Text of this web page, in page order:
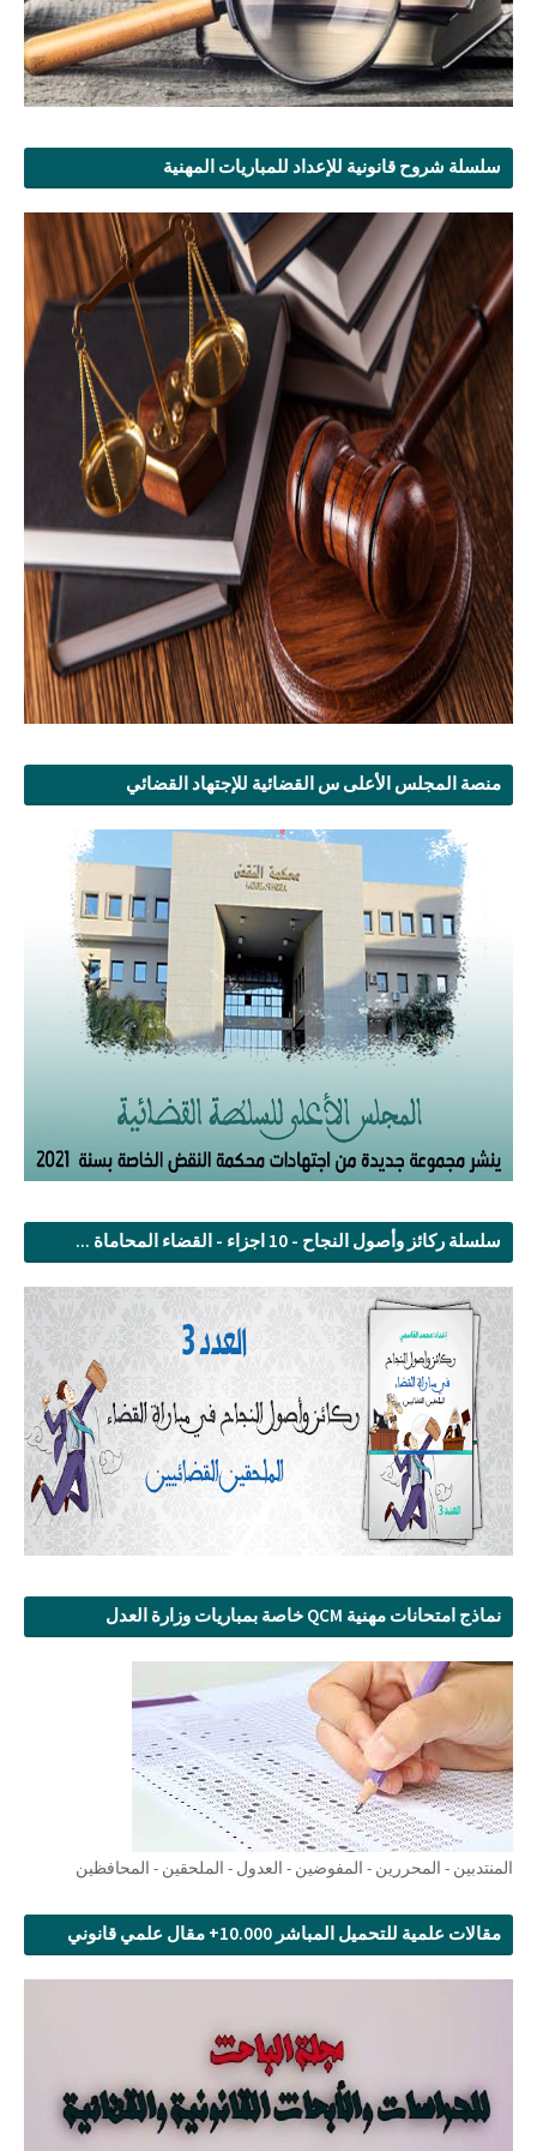
سلسلة شروح قانونية للإعداد للمباريات المهنية
منصة المجلس الأعلى س القضائية للإجتهاد القضائي
سلسلة ركائز وأصول النجاح - 10 اجزاء - القضاء المحاماة ...
نماذج امتحانات مهنية QCM خاصة بمباريات وزارة العدل
المنتدبين - المحررين - المفوضين - العدول - الملحقين - المحافظين
مقالات علمية للتحميل المباشر 10.000+ مقال علمي قانوني